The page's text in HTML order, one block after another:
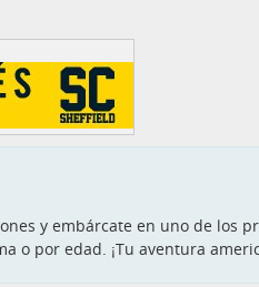
y embárcate en uno de los
o por edad. ¡Tu aventura